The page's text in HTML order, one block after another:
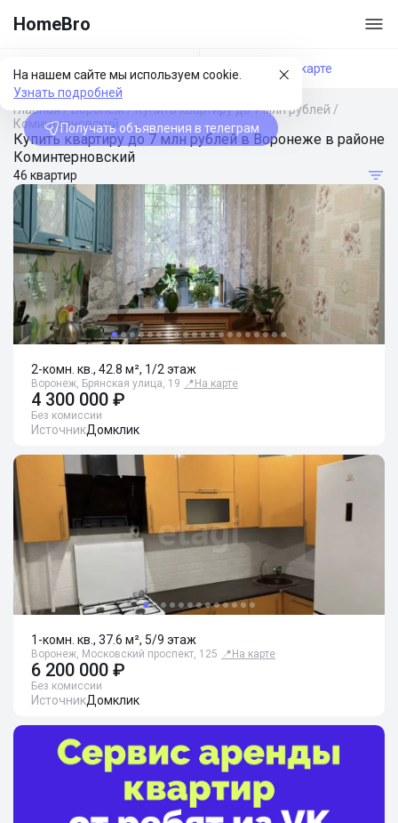
HomeBro
На нашем сайте мы используем cookie.
Узнать подробней
Получать объявления в телеграм
Фильтры На карте
Главная/Воронеж/Купить квартиру до 7 млн рублей /
Коминтерновский
Купить квартиру до 7 млн рублей в Воронеже в районе
Коминтерновский
46 квартир
2-комн. кв., 42.8 м², 1/2 этаж
Воронеж, Брянская улица, 19 📍 На карте
4 300 000 ₽
Без комиссии
ИсточникДомклик
1-комн. кв., 37.6 м², 5/9 этаж
Воронеж, Московский проспект, 125 📍 На карте
6 200 000 ₽
Без комиссии
ИсточникДомклик